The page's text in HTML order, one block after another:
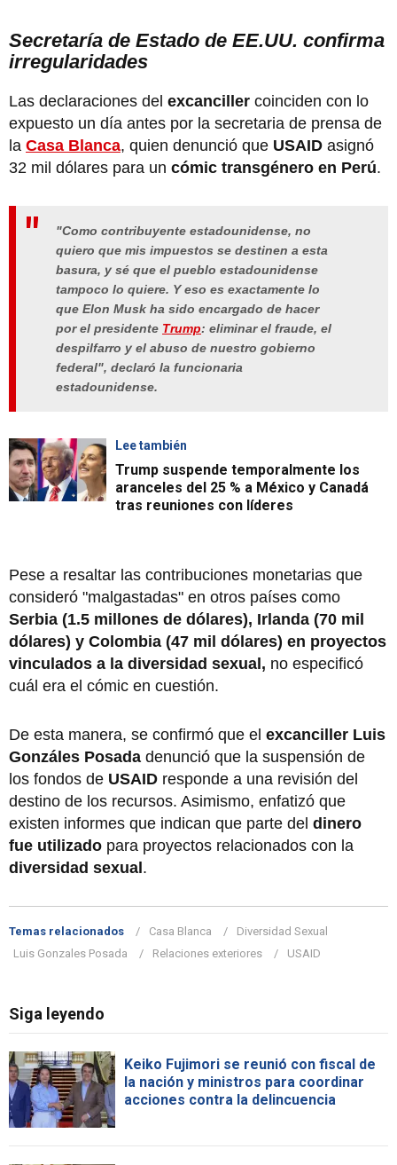
Secretaría de Estado de EE.UU. confirma
irregularidades
Las declaraciones del excanciller coinciden con lo
expuesto un día antes por la secretaria de prensa de
la Casa Blanca, quien denunció que USAID asignó
32 mil dólares para un cómic transgénero en Perú.
"Como contribuyente estadounidense, no
quiero que mis impuestos se destinen a esta
basura, y sé que el pueblo estadounidense
tampoco lo quiere. Y eso es exactamente lo
que Elon Musk ha sido encargado de hacer
por el presidente Trump: eliminar el fraude, el
despilfarro y el abuso de nuestro gobierno
federal", declaró la funcionaria
estadounidense.
Lee también
Trump suspende temporalmente los
aranceles del 25 % a México y Canadá
tras reuniones con líderes
Pese a resaltar las contribuciones monetarias que
consideró "malgastadas" en otros países como
Serbia (1.5 millones de dólares), Irlanda (70 mil
dólares) y Colombia (47 mil dólares) en proyectos
vinculados a la diversidad sexual, no especificó
cuál era el cómic en cuestión.
De esta manera, se confirmó que el excanciller Luis
Gonzáles Posada denunció que la suspensión de
los fondos de USAID responde a una revisión del
destino de los recursos. Asimismo, enfatizó que
existen informes que indican que parte del dinero
fue utilizado para proyectos relacionados con la
diversidad sexual .
Temas relacionados Casa Blanca
Diversidad Sexual
Luis Gonzales Posada
Relaciones exteriores USAID
Siga leyendo
Keiko Fujimori se reunió con fiscal de
la nación y ministros para coordinar
acciones contra la delincuencia